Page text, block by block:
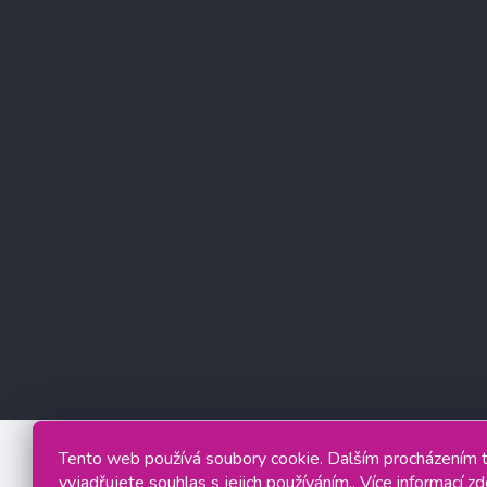
Tento web používá soubory cookie. Dalším